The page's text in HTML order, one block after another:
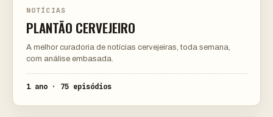
NOTÍCIAS
PLANTÃO CERVEJEIRO
A melhor curadoria de notícias cervejeiras, toda semana,
com análise embasada.
1 ano · 75 episódios